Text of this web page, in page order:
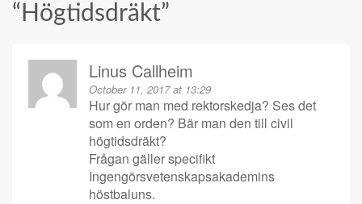
“ Högtidsdräkt”
Linus Callheim
October 11, 2017 at 13:29
Hur gör man med rektorskedja? Ses det
som en orden? Bär man den till civil
högtidsdräkt?
Frågan gäller specifikt
Ingengörsvetenskapsakademins
höstbaluns.